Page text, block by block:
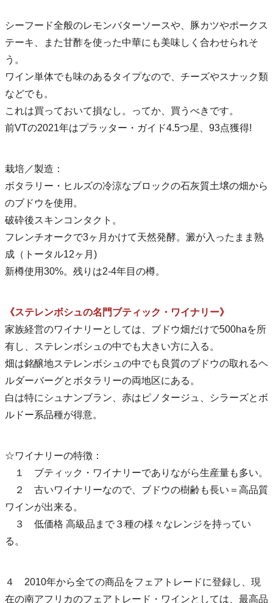
シーフード全般のレモンバターソースや、豚カツやポークス
テーキ、また甘酢を使った中華にも美味しく合わせられそ
う。
ワイン単体でも味のあるタイプなので、チーズやスナック類
などでも。
これは買っておいて損なし。ってか、買うべきです。
前VTの2021年はプラッター・ガイド4.5つ星、93点獲得!
栽培／製造：
ボタラリー・ヒルズの冷涼なブロックの石灰質土壌の畑から
のブドウを使用。
破砕後スキンコンタクト。
フレンチオークで3ヶ月かけて天然発酵。澱が入ったまま熟
成（トータル12ヶ月)
新樽使用30%。残りは2-4年目の樽。
《ステレンボシュの名門ブティック・ワイナリー》
家族経営のワイナリーとしては、ブドウ畑だけで500haを所
有し、ステレンボシュの中でも大きい方に入る。
畑は銘醸地ステレンボシュの中でも良質のブドウの取れるヘ
ルダーバーグとボタラリーの両地区にある。
白は特にシュナンブラン、赤はピノタージュ、シラーズとボ
ルドー系品種が得意。
☆ワイナリーの特徴：
１ ブティック・ワイナリーでありながら生産量も多い。
２ 古いワイナリーなので、ブドウの樹齢も長い＝高品質
ワインが出来る。
３ 低価格 高級品まで３種の様々なレンジを持ってい
る。
４ 2010年から全ての商品をフェアトレードに登録し、現
在の南アフリカのフェアトレード・ワインとしては、最高品